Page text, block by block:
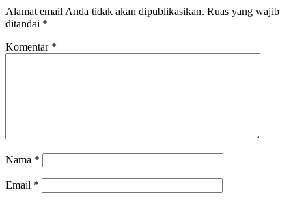
Alamat email Anda tidak akan dipublikasikan. Ruas yang wajib
ditandai *
Komentar *
Nama *
Email *